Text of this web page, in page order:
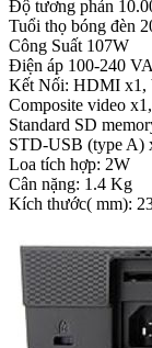
Độ tương phản
Tuổi thọ bóng đèn
Công Suất 107W
Điện áp 100-240
Kết Nối: HDMI x1,
Composite video
Standard SD
STD-USB (type A)
Loa tích hợp: 2W
Cân nặng: 1.4 Kg
Kích thước( mm):